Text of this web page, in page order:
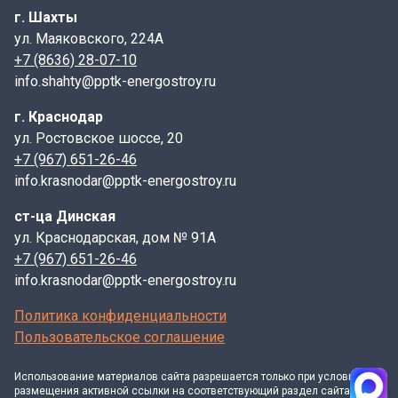
монтажа и доступная цена, что делает их
премиальным выбором благодаря их высоким
эксплуатационным качествам.
рекомендуется использовать плиты с рельефным
орнаментом и насечками. Следует учитывать, что
минимальное количество зазоров на плите снижает ее
практичность и надежность, поскольку при
Соблюдение этих рекомендаций позволит продлить
срок службы изделия.
Купить плиту цельную ПЦ (410*710)
розницу можно на сайте через удобную форму
заказа, позвонив нашим опытным менеджерам или
на наших базах в городах Ростове-на-Дону, Краснодар
и Шахты
(смотрите контакты)
дилерами заводов производителей, гарантируем
г. Шахты
ул. Маяковского, 224А
+7 (8636) 28-07-10
info.shahty@pptk-energostroy.ru
г. Краснодар
ул. Ростовское шоссе, 20
+7 (967) 651-26-46
info.krasnodar@pptk-energostroy.ru
ст-ца Динская
ул. Краснодарская, дом № 91А
+7 (967) 651-26-46
info.krasnodar@pptk-energostroy.ru
Политика конфиденциальности
Пользовательское соглашение
Использование материалов сайта разрешается только при условии
размещения активной ссылки на соответствующий раздел сайта и